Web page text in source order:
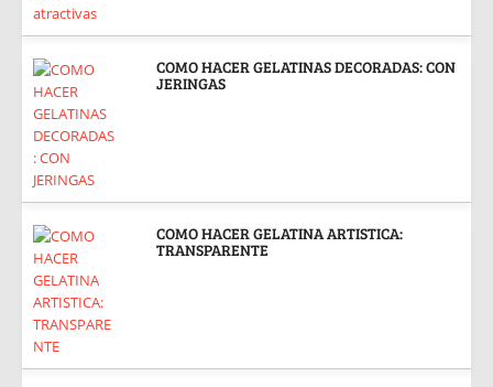
COMO HACER GELATINAS DECORADAS: CON
JERINGAS
COMO HACER GELATINA ARTISTICA:
TRANSPARENTE